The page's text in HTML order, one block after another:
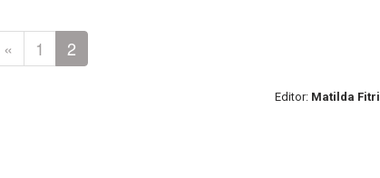
« 1 2
Editor: Matilda Fitri